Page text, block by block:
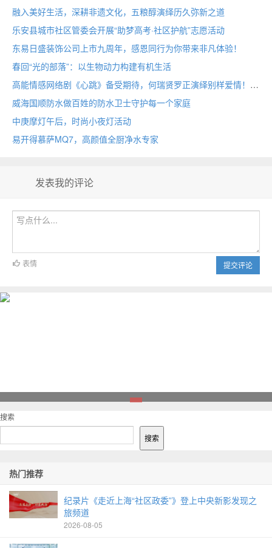
融入美好生活，深耕非遗文化，五粮醇演绎历久弥新之道
乐安县城市社区管委会开展“助梦高考·社区护航”志愿活动
东易日盛装饰公司上市九周年，感恩同行为你带来非凡体验！
春回“光的部落”：以生物动力构建有机生活
高能情感网络剧《心跳》备受期待，何瑞贤罗正演绎别样爱情！
威海国顺防水做百姓的防水卫士守护每一个家庭
中庚摩灯午后，时尚小夜灯活动
易开得慕萨MQ7，高颜值全厨净水专家
发表我的评论
提交评论
表情
搜索
搜索
热门推荐
纪录片《走近上海“社区政委”》登上中央新影发现之
旅频道
2026-08-05